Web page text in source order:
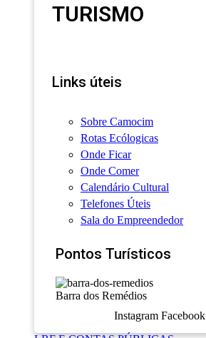
TURISMO
Links úteis
Sobre Camocim
Rotas Ecólogicas
Onde Ficar
Onde Comer
Calendário Cultural
Telefones Úteis
Sala do Empreendedor
Pontos Turísticos
Barra dos Remédios
Instagram Facebook